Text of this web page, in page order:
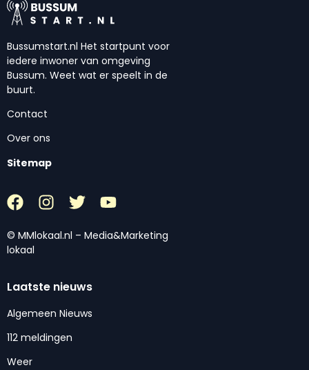
Bussumstart.nl Het startpunt voor
iedere inwoner van omgeving
Bussum. Weet wat er speelt in de
buurt.
Contact
Over ons
Sitemap
© MMlokaal.nl – Media&Marketing
lokaal
Laatste nieuws
Algemeen Nieuws
112 meldingen
Weer